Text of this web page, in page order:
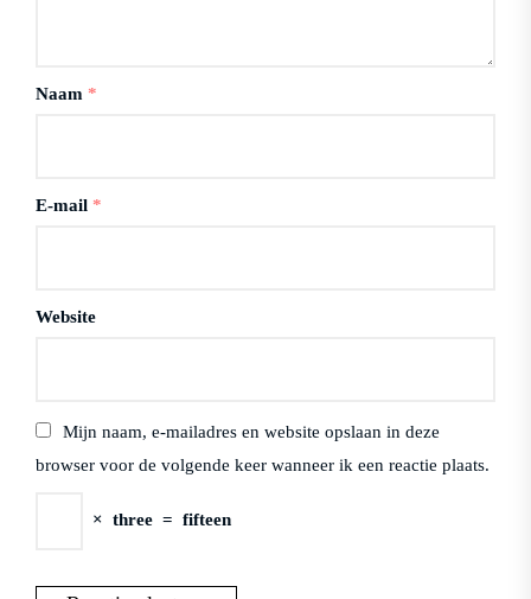
Naam *
E-mail *
Website
Mijn naam, e-mailadres en website opslaan in deze
browser voor de volgende keer wanneer ik een reactie plaats.
× three = fifteen